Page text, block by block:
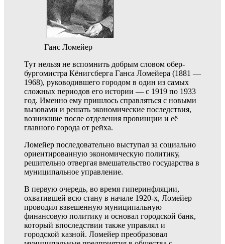
Ганс Ломейер
Тут нельзя не вспомнить добрым словом обер-
бургомистра Кёнигсберга Ганса Ломейера (1881 —
1968), руководившего городом в один из самых
сложных периодов его истории — с 1919 по 1933
год. Именно ему пришлось справляться с новыми
вызовами и решать экономические последствия,
возникшие после отделения провинции и её
главного города от рейха.
Ломейер последовательно выступал за социально
ориентированную экономическую политику,
решительно отвергая вмешательство государства в
муниципальное управление.
В первую очередь, во время гиперинфляции,
охватившей всю стану в начале 1920-х, Ломейер
проводил взвешенную муниципальную
финансовую политику и основал городской банк,
который впоследствии также управлял и
городской казной. Ломейер преобразовал